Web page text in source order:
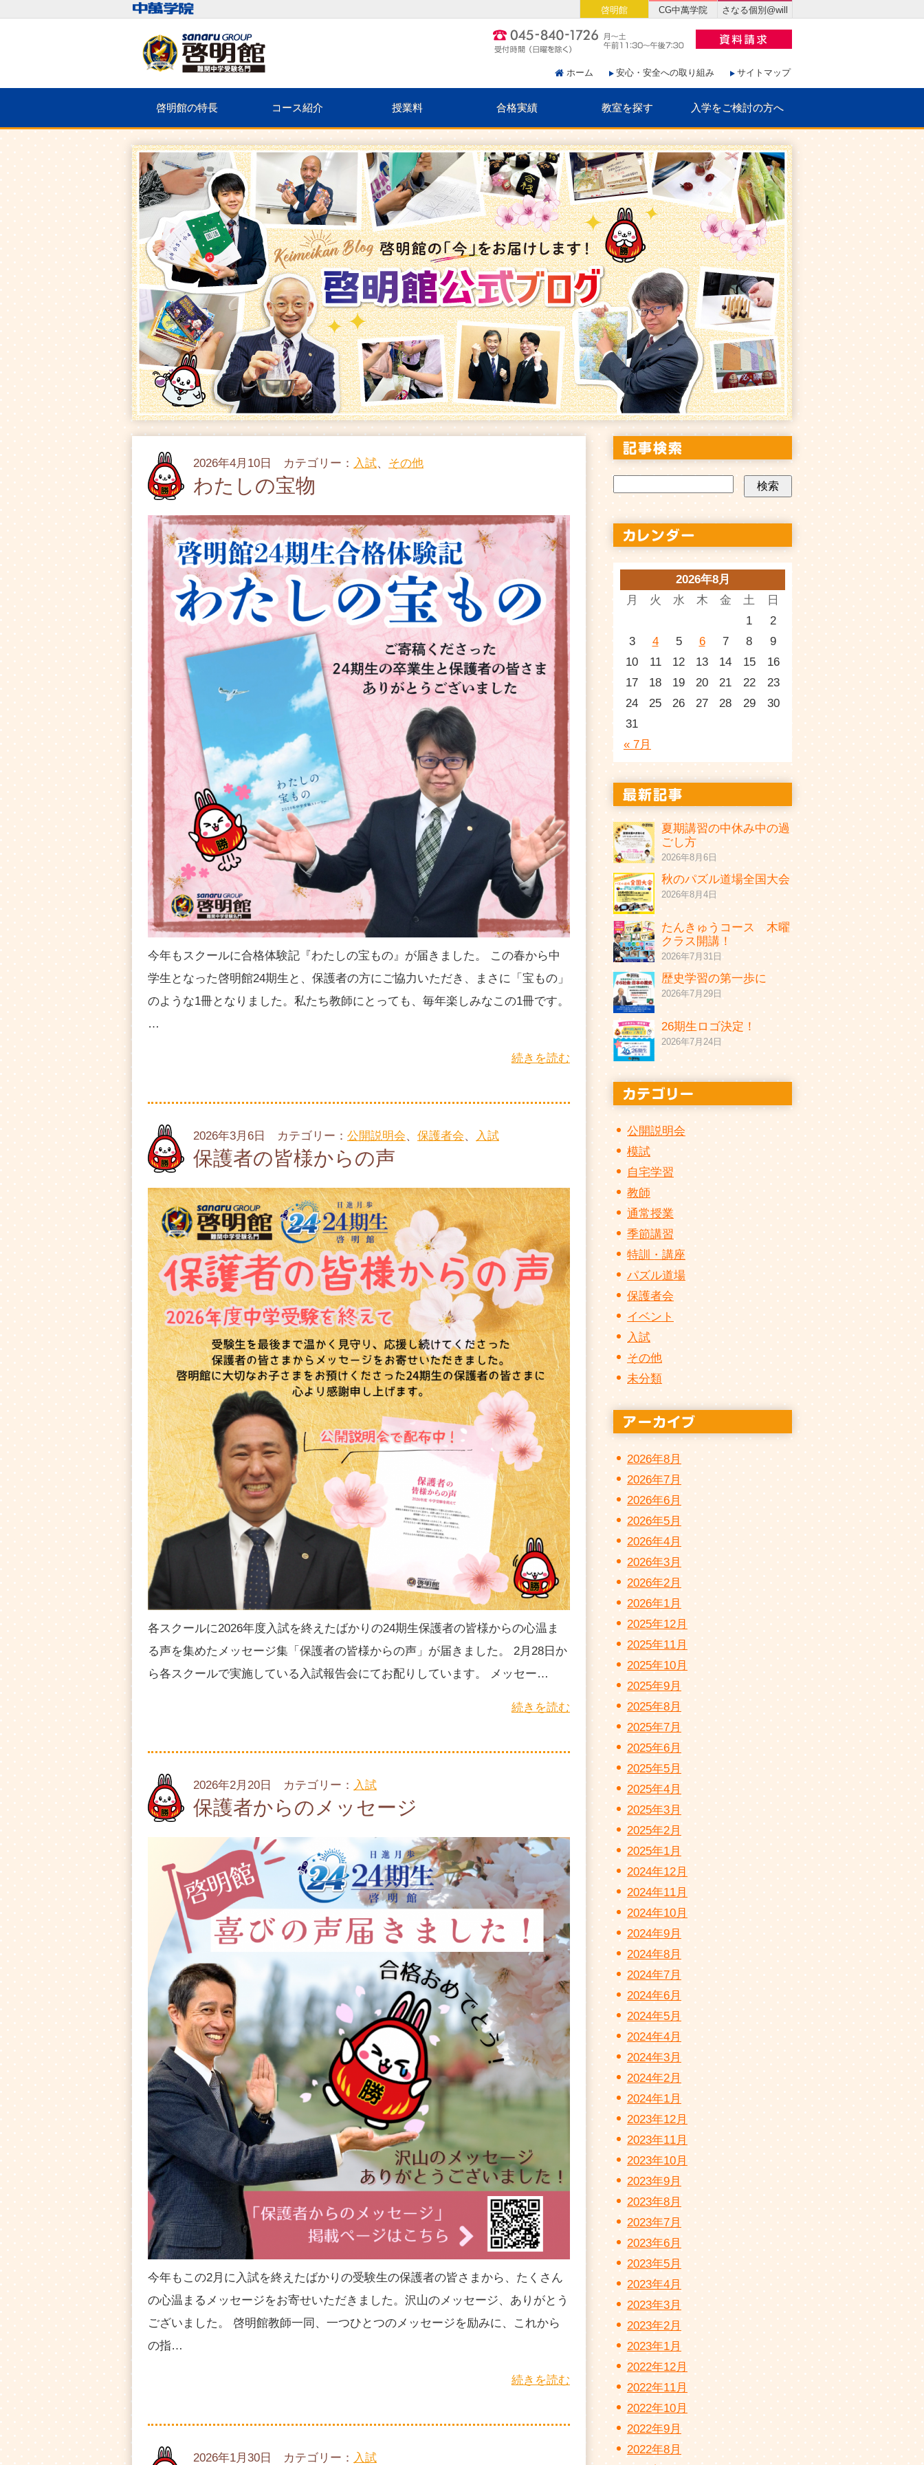
ホーム 安心・安全への取り組み サイトマップ
啓明館の特長 コース紹介 授業料 合格実績 教室を探す 入学をご検討の方へ
啓明館 CG中萬学院 さなる個別@will
2026年4月10日 カテゴリー： 入試、 その他
わたしの宝物
今年もスクールに合格体験記『わたしの宝もの』が届きました。 この春から中
学生となった啓明館24期生と、保護者の方にご協力いただき、まさに「宝もの」
のような1冊となりました。私たち教師にとっても、毎年楽しみなこの1冊です。
…
続きを読む
2026年3月6日 カテゴリー： 公開説明会、 保護者会、 入試
保護者の皆様からの声
各スクールに2026年度入試を終えたばかりの24期生保護者の皆様からの心温ま
る声を集めたメッセージ集「保護者の皆様からの声」が届きました。 2月28日か
ら各スクールで実施している入試報告会にてお配りしています。 メッセー…
続きを読む
2026年2月20日 カテゴリー： 入試
保護者からのメッセージ
今年もこの2月に入試を終えたばかりの受験生の保護者の皆さまから、たくさん
の心温まるメッセージをお寄せいただきました。沢山のメッセージ、ありがとう
ございました。 啓明館教師一同、一つひとつのメッセージを励みに、これから
の指…
続きを読む
2026年1月30日 カテゴリー： 入試
2026年8月
月
火 水 木 金 土 日
« 7月
1
2
3
4 5 6 7 8
9
10
11 12 13 14 15
16
17
18 19 20 21 22
23
24
25 26 27 28 29
30
31
夏期講習の中休み中の過
ごし方
2026年8月6日
秋のパズル道場全国大会
2026年8月4日
たんきゅうコース 木曜
クラス開講！
2026年7月31日
歴史学習の第一歩に
2026年7月29日
26期生ロゴ決定！
2026年7月24日
公開説明会
模試
自宅学習
教師
通常授業
季節講習
特訓・講座
パズル道場
保護者会
イベント
入試
その他
未分類
2026年8月
2026年7月
2026年6月
2026年5月
2026年4月
2026年3月
2026年2月
2026年1月
2025年12月
2025年11月
2025年10月
2025年9月
2025年8月
2025年7月
2025年6月
2025年5月
2025年4月
2025年3月
2025年2月
2025年1月
2024年12月
2024年11月
2024年10月
2024年9月
2024年8月
2024年7月
2024年6月
2024年5月
2024年4月
2024年3月
2024年2月
2024年1月
2023年12月
2023年11月
2023年10月
2023年9月
2023年8月
2023年7月
2023年6月
2023年5月
2023年4月
2023年3月
2023年2月
2023年1月
2022年12月
2022年11月
2022年10月
2022年9月
2022年8月